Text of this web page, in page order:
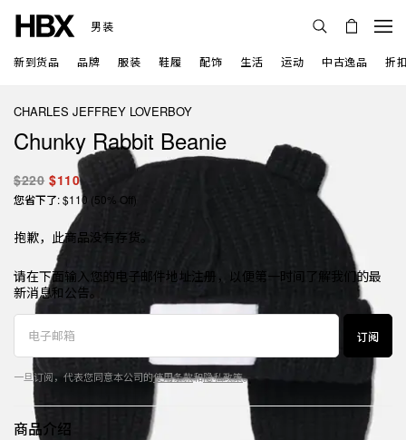
男装
新到货品 品牌 服装 鞋履 配饰 生活 运动 中古逸品 折
CHARLES JEFFREY LOVERBOY
Chunky Rabbit Beanie
$220 $110
您省下了: $110 (50% Off)
抱歉，此商品没有存货。
请在下面输入您的电子邮件地址注册，以便第一时间了解我们的最
新消息和公告。
订阅
一旦订阅，代表您同意本公司的使用条款和隐私政策。
商品介绍